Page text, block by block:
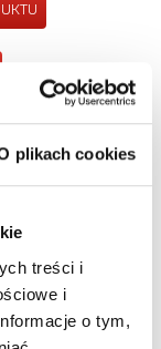
plikach cookies
treści i
i
o tym,